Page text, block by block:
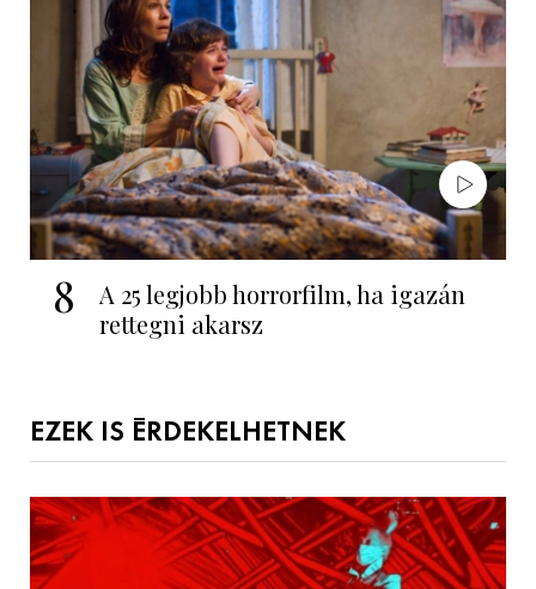
8
A 25 legjobb horrorfilm, ha igazán
rettegni akarsz
EZEK IS ÉRDEKELHETNEK